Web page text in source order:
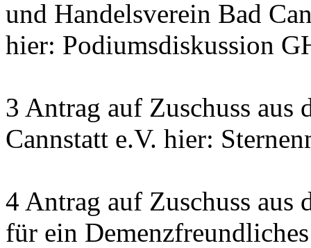
und Handelsverein Bad
hier: Podiumsdiskussion
3 Antrag auf Zuschuss
Cannstatt e.V. hier:
4 Antrag auf Zuschuss aus
für ein